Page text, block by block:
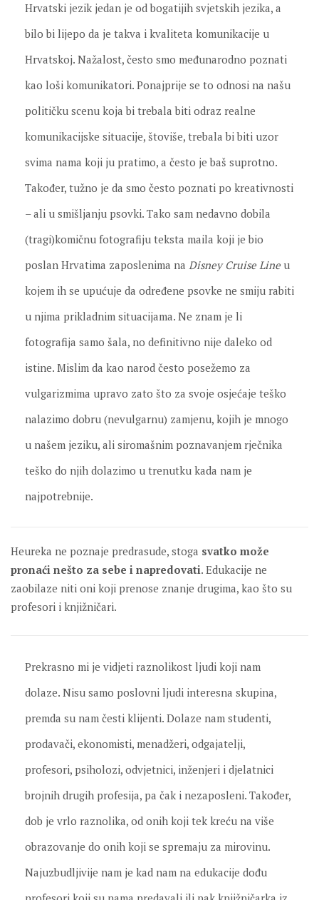
Hrvatski jezik jedan je od bogatijih svjetskih jezika, a
bilo bi lijepo da je takva i kvaliteta komunikacije u
Hrvatskoj. Nažalost, često smo međunarodno poznati
kao loši komunikatori. Ponajprije se to odnosi na našu
političku scenu koja bi trebala biti odraz realne
komunikacijske situacije, štoviše, trebala bi biti uzor
svima nama koji ju pratimo, a često je baš suprotno.
Također, tužno je da smo često poznati po kreativnosti
– ali u smišljanju psovki. Tako sam nedavno dobila
(tragi)komičnu fotografiju teksta maila koji je bio
poslan Hrvatima zaposlenima na Disney Cruise Line u
kojem ih se upućuje da određene psovke ne smiju rabiti
u njima prikladnim situacijama. Ne znam je li
fotografija samo šala, no definitivno nije daleko od
istine. Mislim da kao narod često posežemo za
vulgarizmima upravo zato što za svoje osjećaje teško
nalazimo dobru (nevulgarnu) zamjenu, kojih je mnogo
u našem jeziku, ali siromašnim poznavanjem rječnika
teško do njih dolazimo u trenutku kada nam je
najpotrebnije.
Heureka ne poznaje predrasude, stoga svatko može
pronaći nešto za sebe i napredovati. Edukacije ne
zaobilaze niti oni koji prenose znanje drugima, kao što su
profesori i knjižničari.
Prekrasno mi je vidjeti raznolikost ljudi koji nam
dolaze. Nisu samo poslovni ljudi interesna skupina,
premda su nam česti klijenti. Dolaze nam studenti,
prodavači, ekonomisti, menadžeri, odgajatelji,
profesori, psiholozi, odvjetnici, inženjeri i djelatnici
brojnih drugih profesija, pa čak i nezaposleni. Također,
dob je vrlo raznolika, od onih koji tek kreću na više
obrazovanje do onih koji se spremaju za mirovinu.
Najuzbudljivije nam je kad nam na edukacije dođu